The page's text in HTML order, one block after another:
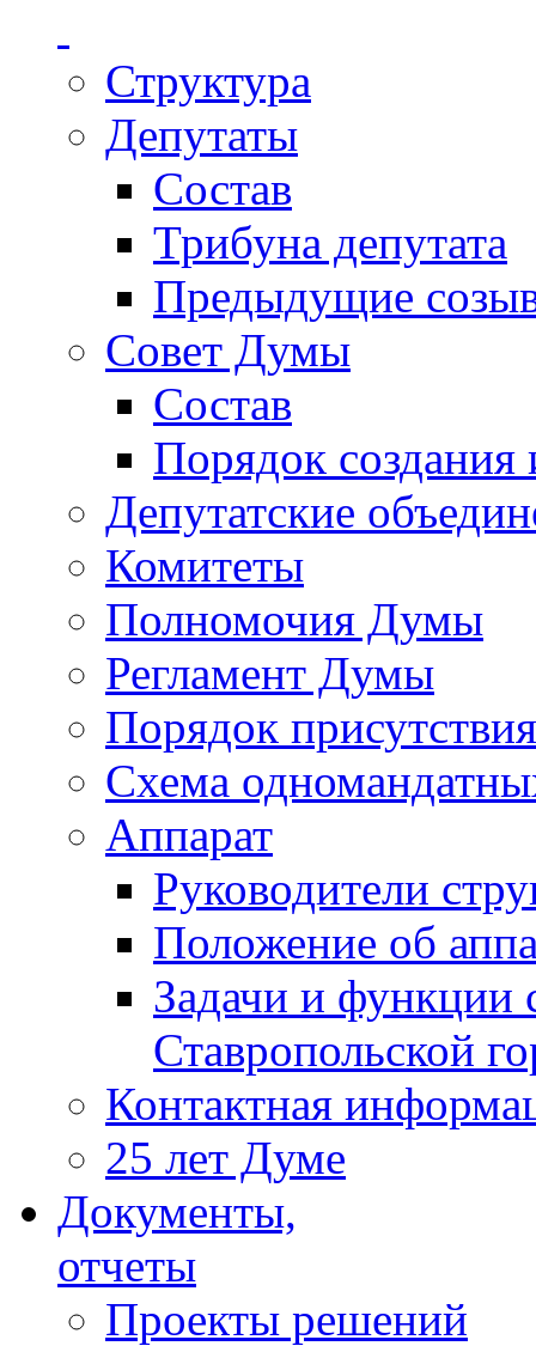
Структура
Депутаты
Состав
Трибуна депутата
Предыдущие
Совет Думы
Состав
Порядок создания
Депутатские
Комитеты
Полномочия Думы
Регламент Думы
Порядок
Схема
Аппарат
Руководители
Положение об
Задачи и функции
Ставропольской
Контактная
25 лет Думе
Документы,
отчеты
Проекты решений